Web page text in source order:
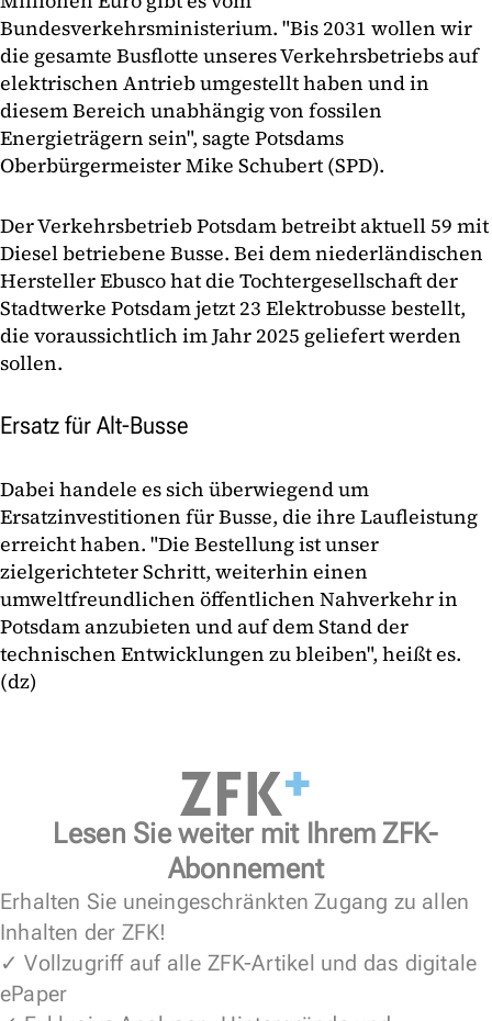
Bundesverkehrsministerium. "Bis 2031 wollen wir
die gesamte Busflotte unseres Verkehrsbetriebs auf
elektrischen Antrieb umgestellt haben und in
diesem Bereich unabhängig von fossilen
Energieträgern sein", sagte Potsdams
Oberbürgermeister Mike Schubert (SPD).
Der Verkehrsbetrieb Potsdam betreibt aktuell 59 mit
Diesel betriebene Busse. Bei dem niederländischen
Hersteller Ebusco hat die Tochtergesellschaft der
Stadtwerke Potsdam jetzt 23 Elektrobusse bestellt,
die voraussichtlich im Jahr 2025 geliefert werden
sollen.
Ersatz für Alt-Busse
Dabei handele es sich überwiegend um
Ersatzinvestitionen für Busse, die ihre Laufleistung
erreicht haben. "Die Bestellung ist unser
zielgerichteter Schritt, weiterhin einen
umweltfreundlichen öffentlichen Nahverkehr in
Potsdam anzubieten und auf dem Stand der
technischen Entwicklungen zu bleiben", heißt es.
(dz)
Lesen Sie weiter mit Ihrem ZFK-
Abonnement
Erhalten Sie uneingeschränkten Zugang zu allen
Inhalten der ZFK!
✓ Vollzugriff auf alle ZFK-Artikel und das digitale
ePaper